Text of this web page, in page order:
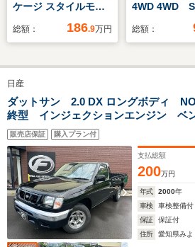
ケージ スタイルモー
ヴ JBL/純正 9インチ
ター 前席/車線逸脱防
止支援システム/シー
ト ハーフレザー/電動
バックド
ア/Bluetooth接
続/ETC/EBD付ABS
総額： 186.9万円
4WD 4WD
ビ バック
ートキー
ルコン 純正
チアルミ オ
グ
総額：
日産
ダットサン 2.0 DX ロングボディ
終型 インジェクションエンジン ベ
ムシフト エアコン ロングベッド
ート張替
販売店保証 購入プラン付
支払総額
200万円
年式 2000年
車検
車検整備付
保証
保証付
住所
愛知県みよ